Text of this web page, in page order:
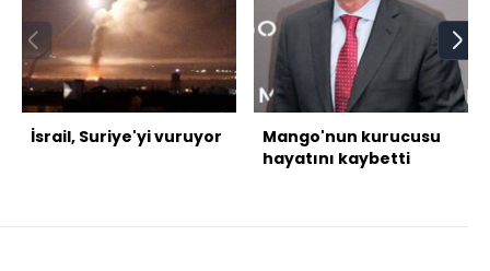
İsrail, Suriye'yi vuruyor
Mango'nun kurucusu
hayatını kaybetti